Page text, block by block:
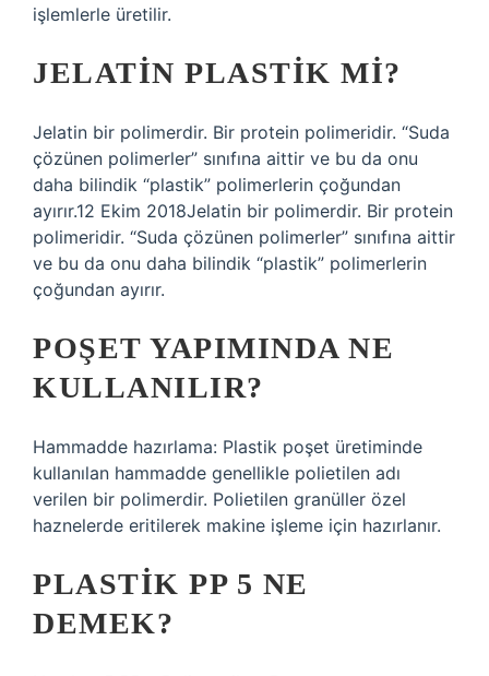
işlemlerle üretilir.
JELATIN PLASTIK MI?
Jelatin bir polimerdir. Bir protein polimeridir. “Suda
çözünen polimerler” sınıfına aittir ve bu da onu
daha bilindik “plastik” polimerlerin çoğundan
ayırır.12 Ekim 2018Jelatin bir polimerdir. Bir protein
polimeridir. “Suda çözünen polimerler” sınıfına aittir
ve bu da onu daha bilindik “plastik” polimerlerin
çoğundan ayırır.
POŞET YAPIMINDA NE
KULLANILIR?
Hammadde hazırlama: Plastik poşet üretiminde
kullanılan hammadde genellikle polietilen adı
verilen bir polimerdir. Polietilen granüller özel
haznelerde eritilerek makine işleme için hazırlanır.
PLASTIK PP 5 NE
DEMEK?